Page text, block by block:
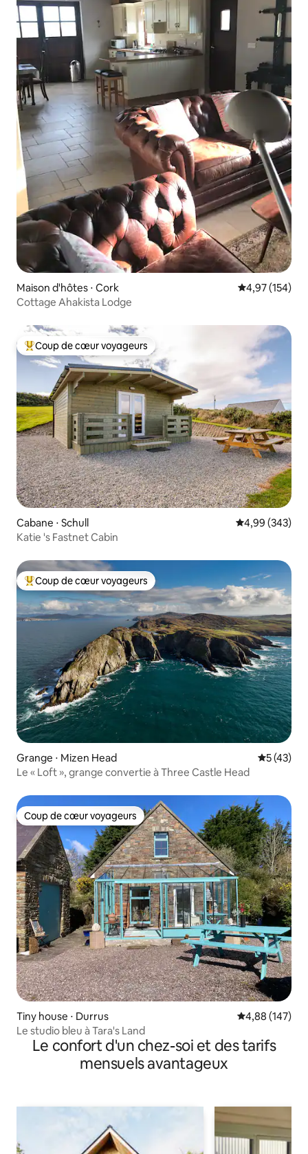
Maison d'hôtes ⋅ Cork Évaluation
4,97 (154)
Cottage Ahakista Lodge
Coups de cœur voyageurs les plus appréciés
Coup de cœur voyageurs
Cabane ⋅ Schull Évaluation
4,99 (343)
Katie 's Fastnet Cabin
Coups de cœur voyageurs les plus appréciés
Coup de cœur voyageurs
Grange ⋅ Mizen Head
5 (43)
Le « Loft », grange convertie à Three Castle Head
Coup de cœur voyageurs
Coup de cœur voyageurs
Tiny house ⋅ Durrus Évaluation
4,88 (147)
Le studio bleu à Tara's Land
Le confort d'un chez-soi et des tarifs
mensuels avantageux